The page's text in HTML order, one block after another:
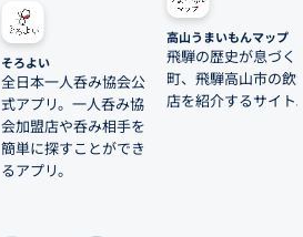
そろよい
全日本一人呑み協会公
式アプリ。一人呑み協
会加盟店や呑み相手を
簡単に探すことができ
るアプリ。
高山うまいもんマップ
飛騨の歴史が息づく
町、飛騨高山市の飲
店を紹介するサイト